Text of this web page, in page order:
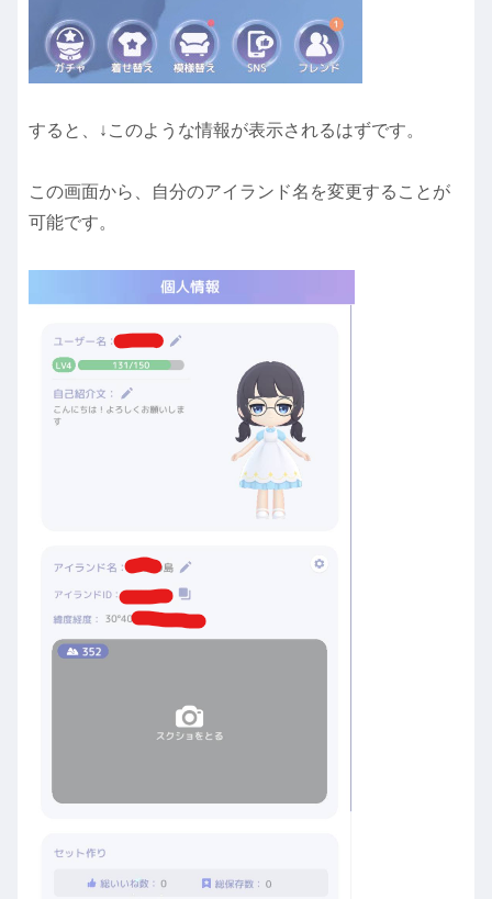
すると、↓このような情報が表示されるはずです。
この画面から、自分のアイランド名を変更することが
可能です。